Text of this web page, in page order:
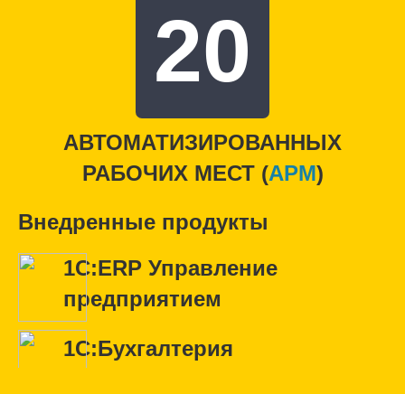
20
АВТОМАТИЗИРОВАННЫХ
РАБОЧИХ МЕСТ (APM)
Внедренные продукты
1С:ERP Управление
предприятием
1С:Бухгалтерия